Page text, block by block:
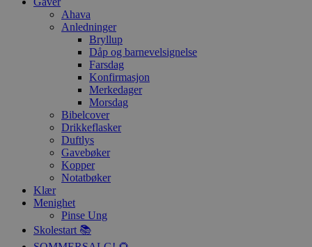
Ahava
Anledninger
Bryllup
Dåp og barnevelsignelse
Farsdag
Konfirmasjon
Merkedager
Morsdag
Bibelcover
Drikkeflasker
Duftlys
Gavebøker
Kopper
Notatbøker
Klær
Menighet
Pinse Ung
Skolestart 📚